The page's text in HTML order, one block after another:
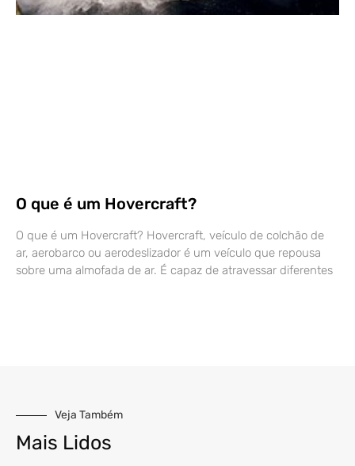
O que é um Hovercraft?
O que é um Hovercraft? Hovercraft, veículo de colchão de
ar, aerobarco ou aerodeslizador é um veículo que repousa
sobre uma almofada de ar. É capaz de atravessar diferentes
Veja Também
Mais Lidos